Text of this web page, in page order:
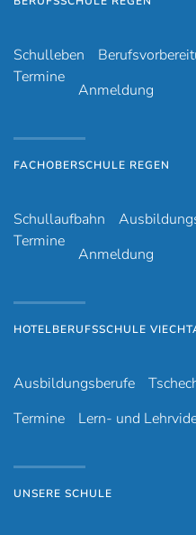
Schulleben
Termine
Anmeldung
FACHOBERSCHULE REGEN
Schullaufbahn
Termine
Anmeldung
HOTELBERUFSSCHULE
Ausbildungsberufe
Termine
Lern- und
UNSERE SCHULE